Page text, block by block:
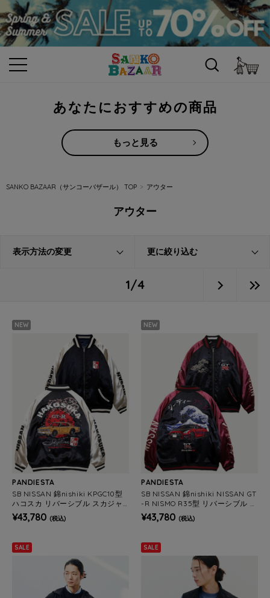
あなたにおすすめの商品
もっと見る
SANKO BAZAAR（サンコーバザール） TOP アウター
アウター
表示方法の変更 更に絞り込む
1/4
NEW
PANDIESTA
SB NISSAN 錦nishiki KPGC10型
ハコスカ リバーシブル スカジャ
ン(526863 MENS/WOMENS)
¥43,780 (税込)
NEW
PANDIESTA
SB NISSAN 錦nishiki NISSAN GT
-R NISMO R35型 リバーシブル ス
カジャン (526864 MENS/WOME
NS)
¥43,780 (税込)
SALE SALE